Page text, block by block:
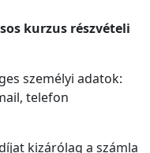
kurzus részvételi
személyi adatok:
telefon
kizárólag a számla